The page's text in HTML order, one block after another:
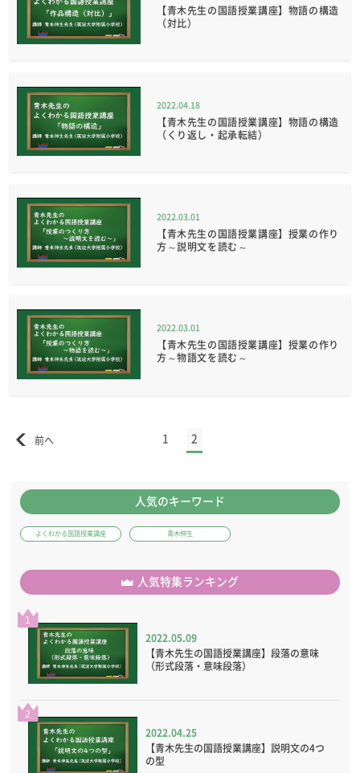
【青木先生の国語授業講座】物語の構造
（対比）
2022.04.18
【青木先生の国語授業講座】物語の構造
（くり返し・起承転結）
2022.03.01
【青木先生の国語授業講座】授業の作り
方～説明文を読む～
2022.03.01
【青木先生の国語授業講座】授業の作り
方～物語文を読む～
1 2
人気のキーワード
よくわかる国語授業講座 青木伸生
人気特集ランキング
1
2022.05.09
【青木先生の国語授業講座】段落の意味
（形式段落・意味段落）
2
2022.04.25
【青木先生の国語授業講座】説明文の4つ
の型